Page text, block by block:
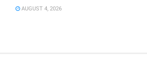
AUGUST 4, 2026